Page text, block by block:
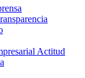
Actitud